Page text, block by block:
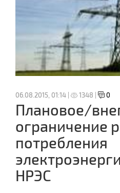
06.08.2015, 01:14 | 1348 | 0
Плановое/
ограничение
потребления
НРЭС